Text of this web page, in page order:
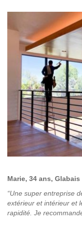
Marie, 34 ans, Glabais
“Une super entreprise
extérieur et intérieur et
rapidité. Je